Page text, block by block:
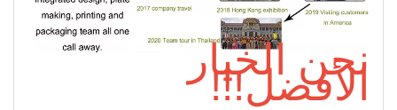
نحن الخيار
الأفضل!!!